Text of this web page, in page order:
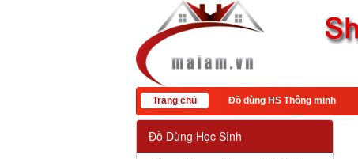
Trang chủ Đồ dùng HS Thông minh
Đồ Dùng Học SInh